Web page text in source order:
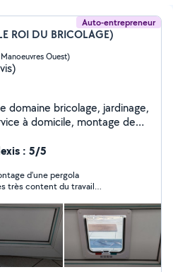
Auto-entrepreneur
ROI DU BRICOLAGE)
Ouest)
domaine bricolage, jardinage,
à domicile, montage de
: 5/5
d'une pergola
) Il sait tout
Je recommande